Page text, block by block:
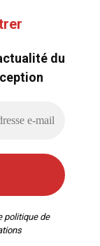
du
politique de